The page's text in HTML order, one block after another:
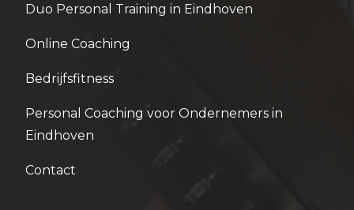
Duo Personal Training in Eindhoven
Online Coaching
Bedrijfsfitness
Personal Coaching voor Ondernemers in
Eindhoven
Contact